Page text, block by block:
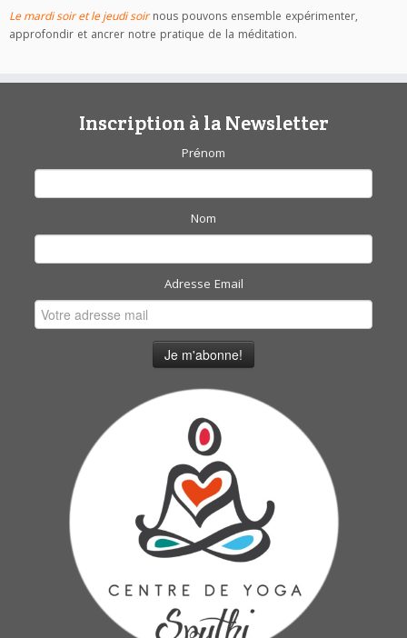
Le mardi soir et le jeudi soirnous pouvons ensemble expérimenter,
approfondir et ancrer notre pratique de la méditation.
Inscription à la Newsletter
Prénom
Nom
Adresse Email